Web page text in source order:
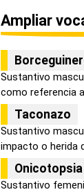
Ampliar
Sustantivo
como referencia
Taconazo
Sustantivo
impacto o herida
Onicotopsia
Sustantivo